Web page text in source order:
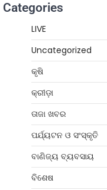
Categories
LIVE
Uncategorized
କୃଷି
କ୍ରୀଡ଼ା
ତାଜା ଖବର
ପର୍ଯ୍ୟଟନ ଓ ସଂସ୍କୃତି
ବାଣିଜ୍ୟ ବ୍ୟବସାୟ
ବିଶେଷ